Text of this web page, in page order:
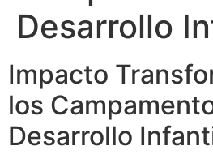
Desarrollo
Impacto
los
Desarrollo